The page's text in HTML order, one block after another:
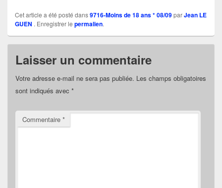
Cet article a été posté dans9716-Moins de 18 ans * 08/09parJean LE
GUEN . Enregistrer le permalien.
Laisser un commentaire
Votre adresse e-mail ne sera pas publiée. Les champs obligatoires
sont indiqués avec *
Commentaire *